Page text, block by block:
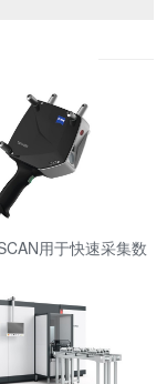
用于快速采集数